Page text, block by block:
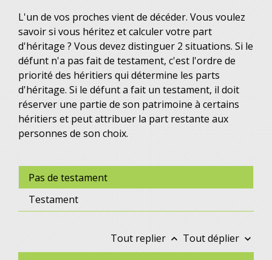
L'un de vos proches vient de décéder. Vous voulez
savoir si vous héritez et calculer votre part
d'héritage ? Vous devez distinguer 2 situations. Si le
défunt n'a pas fait de testament, c'est l'ordre de
priorité des héritiers qui détermine les parts
d'héritage. Si le défunt a fait un testament, il doit
réserver une partie de son patrimoine à certains
héritiers et peut attribuer la part restante aux
personnes de son choix.
Pas de testament
Testament
Tout replier keyboard_arrow_up Tout déplier keyboard_arrow_down